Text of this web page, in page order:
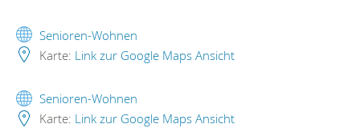
Senioren-Wohnen
Karte: Link zur Google Maps Ansicht
Senioren-Wohnen
Karte: Link zur Google Maps Ansicht